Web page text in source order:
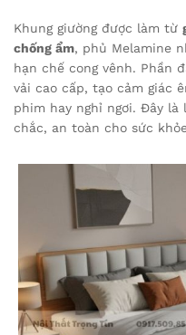
Khung giường được làm từ
chống ẩm, phủ Melamine
hạn chế cong vênh. Phần
vải cao cấp, tạo cảm giác
phim hay nghỉ ngơi. Đây là
chắc, an toàn cho sức